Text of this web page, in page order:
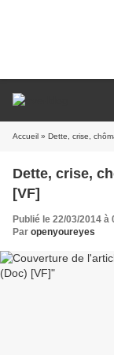
Accueil » Dette, crise,
Dette, crise,
[VF]
Publié le 22/03/2014 à
Par openyoureyes